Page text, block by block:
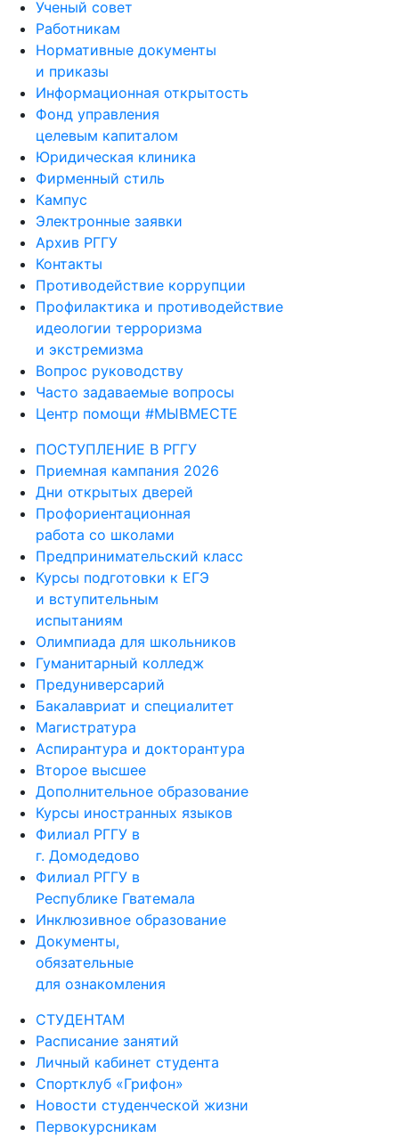
Ученый совет
Работникам
Нормативные документы
и приказы
Информационная открытость
Фонд управления
целевым капиталом
Юридическая клиника
Фирменный стиль
Кампус
Электронные заявки
Архив РГГУ
Контакты
Противодействие коррупции
Профилактика и противодействие
идеологии терроризма
и экстремизма
Вопрос руководству
Часто задаваемые вопросы
Центр помощи #МЫВМЕСТЕ
ПОСТУПЛЕНИЕ В РГГУ
Приемная кампания 2026
Дни открытых дверей
Профориентационная
работа со школами
Предпринимательский класс
Курсы подготовки к ЕГЭ
и вступительным
испытаниям
Олимпиада для школьников
Гуманитарный колледж
Предуниверсарий
Бакалавриат и специалитет
Магистратура
Аспирантура и докторантура
Второе высшее
Дополнительное образование
Курсы иностранных языков
Филиал РГГУ в
г. Домодедово
Филиал РГГУ в
Республике Гватемала
Инклюзивное образование
Документы,
обязательные
для ознакомления
СТУДЕНТАМ
Расписание занятий
Личный кабинет студента
Спортклуб «Грифон»
Новости студенческой жизни
Первокурсникам